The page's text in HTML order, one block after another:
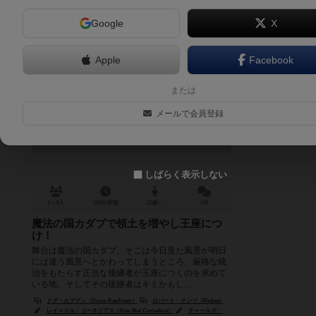
6.1
魔法の国カダブで領土を増やし王座につ
け！
舞台は魔法の国カダブ。そこは今日見た風景が明日
には違う風景へとかわってしまうところ。厳格な統
治をもたらす正当な後継者が玉座につくのを求めて
いる地。そしてその後継者はキミかもし...
ドグ・カフマン（Doug Kaufman） ロバート・クンツ（Robert J. Kuntz）
レイ＝メル・コーネリアス（Ray-Mel Cornelius）
チャールズ・エリオット（Charles Elliot）
Google X
Apple Facebook
または
メールで会員登録
しばらく表示しない